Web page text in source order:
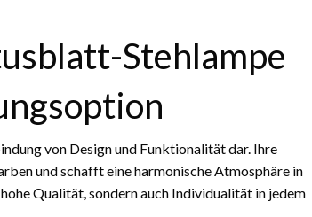
Stehlampe
von Design und Funktionalität dar. Ihre
und schafft eine harmonische Atmosphäre in
Qualität, sondern auch Individualität in jedem